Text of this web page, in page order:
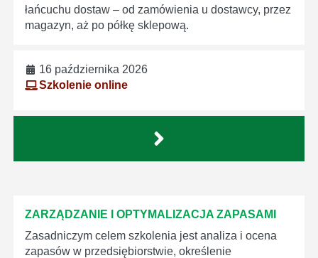
łańcuchu dostaw – od zamówienia u dostawcy, przez
magazyn, aż po półkę sklepową.
16 października 2026
Szkolenie online
ZARZĄDZANIE I OPTYMALIZACJA ZAPASAMI
Zasadniczym celem szkolenia jest analiza i ocena
zapasów w przedsiębiorstwie, określenie